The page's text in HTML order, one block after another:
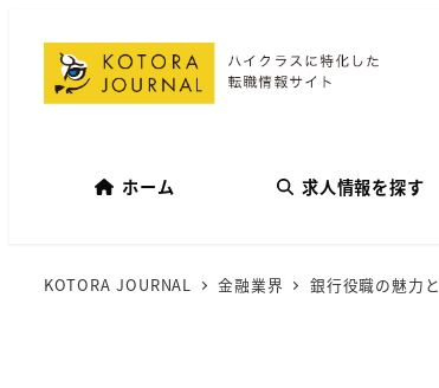
ホーム 求人情報を探す
KOTORA JOURNAL 金融業界 銀行役職の魅力